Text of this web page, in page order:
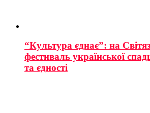
“Культура єднає”: на
фестиваль української
та єдності